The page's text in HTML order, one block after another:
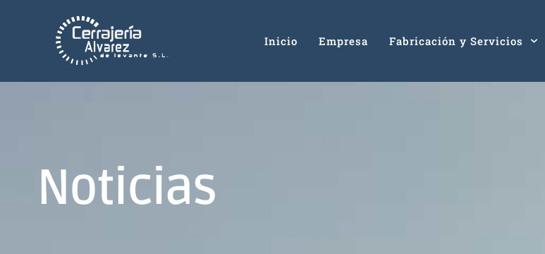
Inicio Empresa Fabricación y Servicios
Noticias